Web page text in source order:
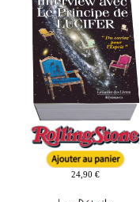
24,90 €